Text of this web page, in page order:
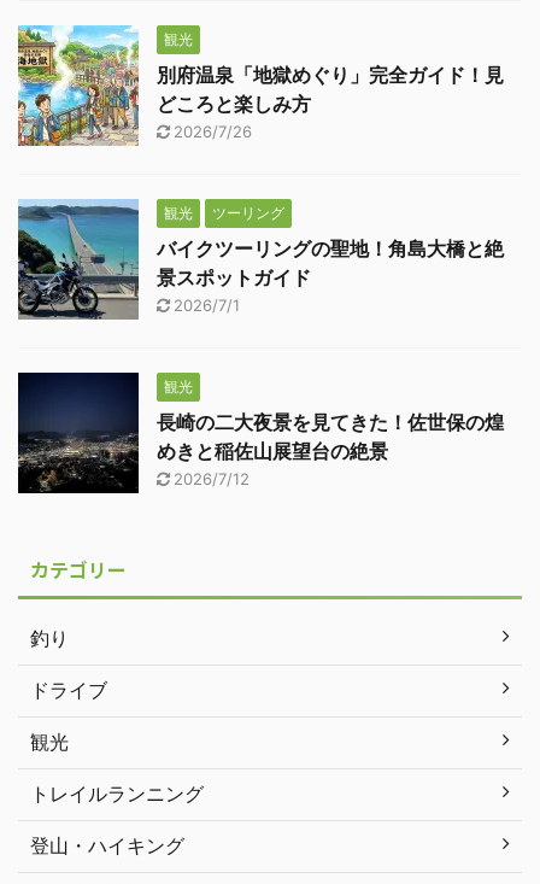
観光
別府温泉「地獄めぐり」完全ガイド！見
どころと楽しみ方
2026/7/26
観光 ツーリング
バイクツーリングの聖地！角島大橋と絶
景スポットガイド
2026/7/1
観光
長崎の二大夜景を見てきた！佐世保の煌
めきと稲佐山展望台の絶景
2026/7/12
カテゴリー
釣り
ドライブ
観光
トレイルランニング
登山・ハイキング